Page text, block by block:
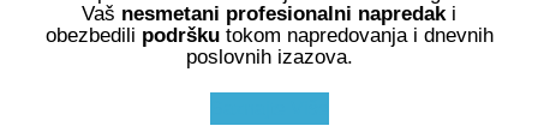
Vaš nesmetani profesionalni napredaki
obezbedili podrškutokom napredovanja i dnevnih
poslovnih izazova.